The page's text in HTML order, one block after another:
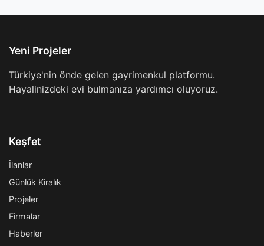
Yeni Projeler
Türkiye'nin önde gelen gayrimenkul platformu.
Hayalinizdeki evi bulmanıza yardımcı oluyoruz.
Keşfet
İlanlar
Günlük Kiralık
Projeler
Firmalar
Haberler